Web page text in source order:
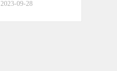
高能求生之旅
2023-09-28